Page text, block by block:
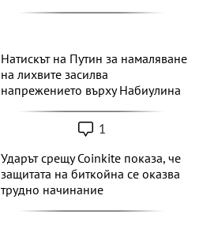
Натискът на Путин за намаляване
на лихвите засилва
напрежението върху Набиулина
1
Ударът срещу Coinkite показа, че
защитата на биткойна се оказва
трудно начинание